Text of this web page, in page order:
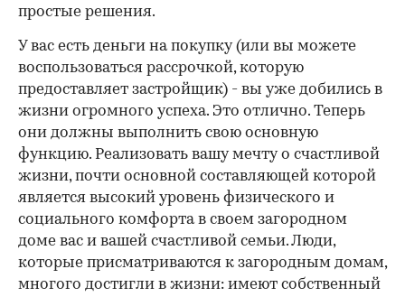
простые решения.
У вас есть деньги на покупку (или вы можете
воспользоваться рассрочкой, которую
предоставляет застройщик) - вы уже добились в
жизни огромного успеха. Это отлично. Теперь
они должны выполнить свою основную
функцию. Реализовать вашу мечту о счастливой
жизни, почти основной составляющей которой
является высокий уровень физического и
социального комфорта в своем загородном
доме вас и вашей счастливой семьи. Люди,
которые присматриваются к загородным домам,
многого достигли в жизни: имеют собственный